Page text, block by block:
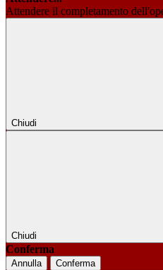
Attendere il completamento
Chiudi
Chiudi
Conferma
Annulla Conferma